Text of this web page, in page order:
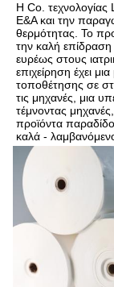
Η Co.
Ε&Α και την
θερμότητας. Το
την καλή επίδραση
ευρέως στους
επιχείρηση έχει
τοποθέτησης σε
τις μηχανές, μια
τέμνοντας
προϊόντα
καλά -